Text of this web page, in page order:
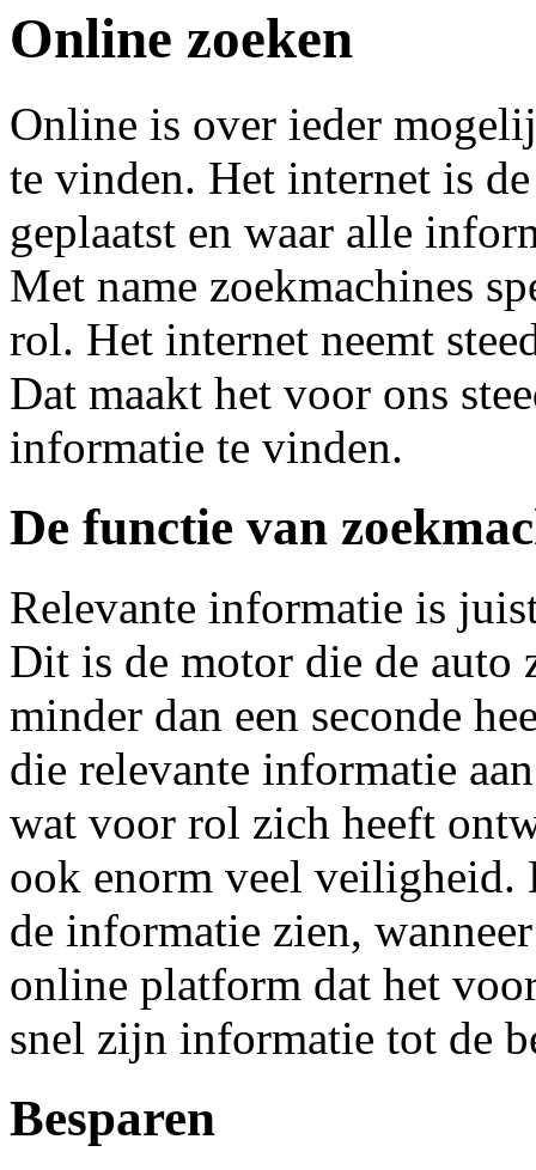
Online zoeken
Online is over ieder
te vinden. Het internet is
geplaatst en waar alle
Met name zoekmachines
rol. Het internet neemt
Dat maakt het voor ons
informatie te vinden.
De functie van
Relevante informatie is
Dit is de motor die de auto
minder dan een seconde
die relevante informatie
wat voor rol zich heeft
ook enorm veel veiligheid.
de informatie zien,
online platform dat het
snel zijn informatie tot de
Besparen